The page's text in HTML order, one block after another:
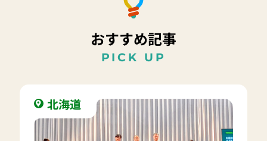
おすすめ記事
PICK UP
北海道